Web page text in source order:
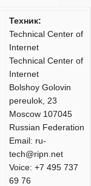
Техник:
Technical Center of
Internet
Technical Center of
Internet
Bolshoy Golovin
pereulok, 23
Moscow 107045
Russian Federation
Email: ru-
tech@ripn.net
Voice: +7 495 737
69 76